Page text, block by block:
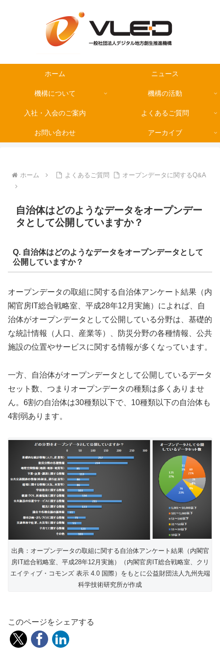
ホーム ニュース
機構について 機構の活動
入社・入会のご案内 よくあるご質問
お問い合わせ アーカイブ
ホーム よくあるご質問 オープンデータに関するQ&A
自治体はどのようなデータをオープンデー
タとして公開していますか？
Q. 自治体はどのようなデータをオープンデータとして
公開していますか？
オープンデータの取組に関する自治体アンケート結果（内
閣官房IT総合戦略室、平成28年12月実施）によれば、自
治体がオープンデータとして公開している分野は、基礎的
な統計情報（人口、産業等）、防災分野の各種情報、公共
施設の位置やサービスに関する情報が多くなっています。
一方、自治体がオープンデータとして公開しているデータ
セット数、つまりオープンデータの種類は多くありませ
ん。6割の自治体は30種類以下で、10種類以下の自治体も
4割弱あります。
出典：オープンデータの取組に関する自治体アンケート結果（内閣官
房IT総合戦略室、平成28年12月実施）（内閣官房IT総合戦略室、クリ
エイティブ・コモンズ 表示 4.0 国際）をもとに公益財団法人九州先端
科学技術研究所が作成
このページをシェアする